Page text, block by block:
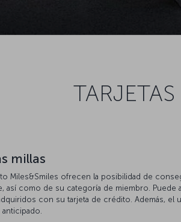
TARJETAS
millas
Miles&Smiles ofrecen la posibilidad de
así como de su categoría de miembro.
con su tarjeta de crédito. Además,